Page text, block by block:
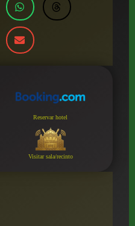
Reservar hotel
Visitar sala/recinto